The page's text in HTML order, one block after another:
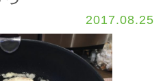
2017.08.25